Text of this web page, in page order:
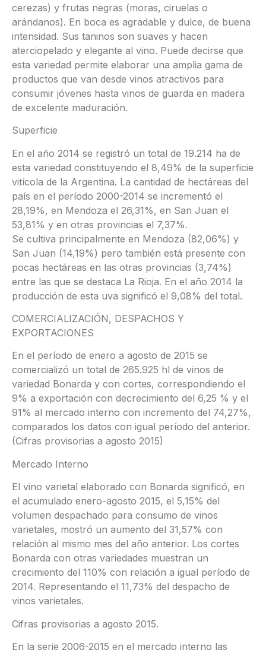
cerezas) y frutas negras (moras, ciruelas o
arándanos). En boca es agradable y dulce, de buena
intensidad. Sus taninos son suaves y hacen
aterciopelado y elegante al vino. Puede decirse que
esta variedad permite elaborar una amplia gama de
productos que van desde vinos atractivos para
consumir jóvenes hasta vinos de guarda en madera
de excelente maduración.
Superficie
En el año 2014 se registró un total de 19.214 ha de
esta variedad constituyendo el 8,49% de la superficie
vitícola de la Argentina. La cantidad de hectáreas del
país en el período 2000-2014 se incrementó el
28,19%, en Mendoza el 26,31%, en San Juan el
53,81% y en otras provincias el 7,37%.
Se cultiva principalmente en Mendoza (82,06%) y
San Juan (14,19%) pero también está presente con
pocas hectáreas en las otras provincias (3,74%)
entre las que se destaca La Rioja. En el año 2014 la
producción de esta uva significó el 9,08% del total.
COMERCIALIZACIÓN, DESPACHOS Y
EXPORTACIONES
En el período de enero a agosto de 2015 se
comercializó un total de 265.925 hl de vinos de
variedad Bonarda y con cortes, correspondiendo el
9% a exportación con decrecimiento del 6,25 % y el
91% al mercado interno con incremento del 74,27%,
comparados los datos con igual período del anterior.
(Cifras provisorias a agosto 2015)
Mercado Interno
El vino varietal elaborado con Bonarda significó, en
el acumulado enero-agosto 2015, el 5,15% del
volumen despachado para consumo de vinos
varietales, mostró un aumento del 31,57% con
relación al mismo mes del año anterior. Los cortes
Bonarda con otras variedades muestran un
crecimiento del 110% con relación a igual período de
2014. Representando el 11,73% del despacho de
vinos varietales.
Cifras provisorias a agosto 2015.
En la serie 2006-2015 en el mercado interno las